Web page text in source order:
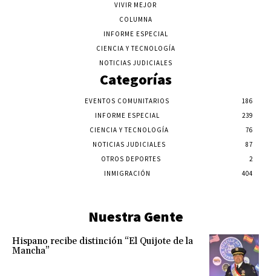
VIVIR MEJOR
COLUMNA
INFORME ESPECIAL
CIENCIA Y TECNOLOGÍA
NOTICIAS JUDICIALES
Categorías
EVENTOS COMUNITARIOS
186
INFORME ESPECIAL
239
CIENCIA Y TECNOLOGÍA
76
NOTICIAS JUDICIALES
87
OTROS DEPORTES
2
INMIGRACIÓN
404
Nuestra Gente
Hispano recibe distinción “El Quijote de la
Mancha”